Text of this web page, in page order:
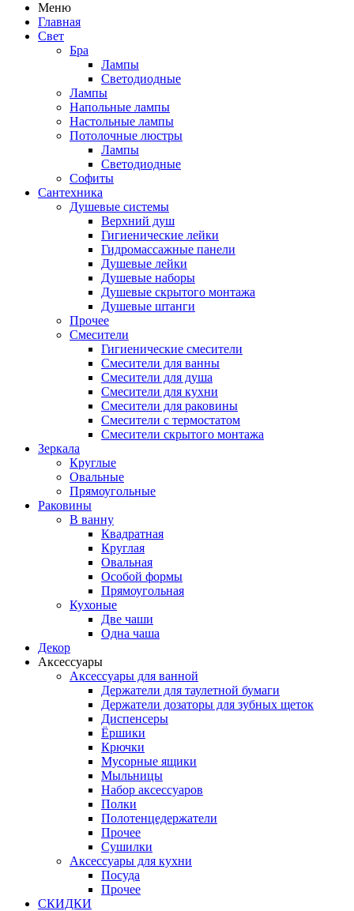
Меню
Главная
Свет
Бра
Лампы
Светодиодные
Лампы
Напольные лампы
Настольные лампы
Потолочные люстры
Лампы
Светодиодные
Софиты
Сантехника
Душевые системы
Верхний душ
Гигиенические лейки
Гидромассажные панели
Душевые лейки
Душевые наборы
Душевые скрытого монтажа
Душевые штанги
Прочее
Смесители
Гигиенические смесители
Смесители для ванны
Смесители для душа
Смесители для кухни
Смесители для раковины
Смесители с термостатом
Смесители скрытого монтажа
Зеркала
Круглые
Овальные
Прямоугольные
Раковины
В ванну
Квадратная
Круглая
Овальная
Особой формы
Прямоугольная
Кухоные
Две чаши
Одна чаша
Декор
Аксессуары
Аксессуары для ванной
Держатели для таулетной бумаги
Держатели дозаторы для зубных щеток
Диспенсеры
Ёршики
Крючки
Мусорные ящики
Мыльницы
Набор аксессуаров
Полки
Полотенцедержатели
Прочее
Сушилки
Аксессуары для кухни
Посуда
Прочее
СКИДКИ